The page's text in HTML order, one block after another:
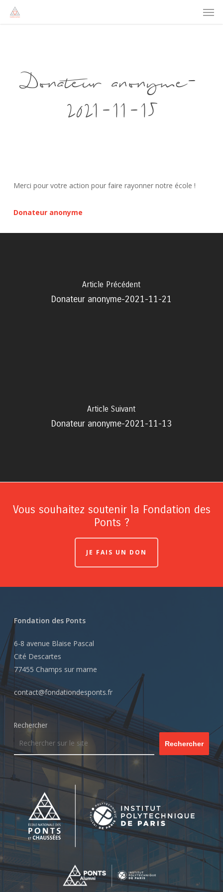
Donateur anonyme-
2021-11-15
Merci pour votre action pour faire rayonner notre école !
Donateur anonyme
Article Précédent
Donateur anonyme-2021-11-21
Article Suivant
Donateur anonyme-2021-11-13
Vous souhaitez soutenir la Fondation des
Ponts ?
JE FAIS UN DON
Fondation des Ponts
6-8 avenue Blaise Pascal
Cité Descartes
77455 Champs sur marne
contact@fondationdesponts.fr
Rechercher
Rechercher